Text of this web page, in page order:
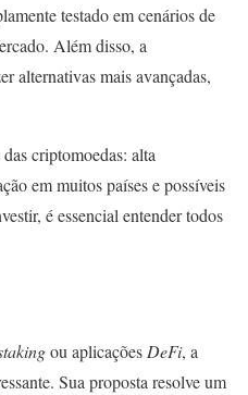
testado em cenários de
Além disso, a
alternativas mais avançadas,
criptomoedas: alta
em muitos países e possíveis
é essencial entender todos
ou aplicações DeFi, a
Sua proposta resolve um